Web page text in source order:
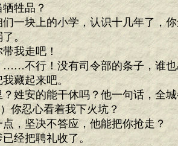
牲品？
一块上的小学，认识十几年了，
了。
我走吧！
不行！没有司令部的条子，谁也
藏起来吧。
姓安的能干休吗？他一句话，全
你忍心看着我下火坑？
，坚决不答应，他能把你抢走？
经把聘礼收了。